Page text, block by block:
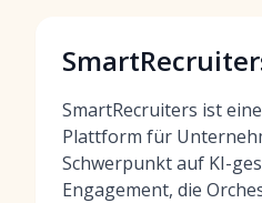
SmartRecruiters ist
Plattform für
Schwerpunkt auf KI-
Engagement, die